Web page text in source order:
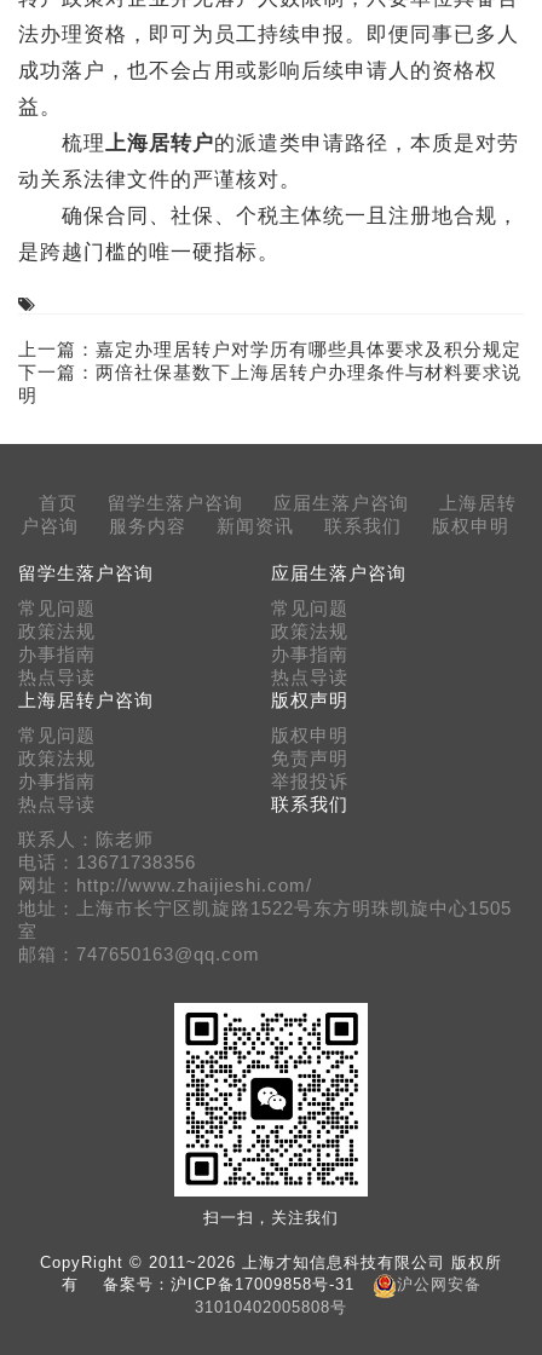
法办理资格，即可为员工持续申报。即便同事已多人
成功落户，也不会占用或影响后续申请人的资格权
益。
梳理上海居转户的派遣类申请路径，本质是对劳
动关系法律文件的严谨核对。
确保合同、社保、个税主体统一且注册地合规，
是跨越门槛的唯一硬指标。
上一篇： 嘉定办理居转户对学历有哪些具体要求及积分规定
下一篇： 两倍社保基数下上海居转户办理条件与材料要求说
明
首页 留学生落户咨询 应届生落户咨询
上海居转
户咨询
服务内容 新闻资讯 联系我们 版权申明
留学生落户咨询
常见问题
政策法规
办事指南
热点导读
应届生落户咨询
常见问题
政策法规
办事指南
热点导读
上海居转户咨询
常见问题
政策法规
办事指南
热点导读
版权声明
版权申明
免责声明
举报投诉
联系我们
联系人：陈老师
电话：13671738356
网址：http://www.zhaijieshi.com/
地址：上海市长宁区凯旋路1522号东方明珠凯旋中心1505
室
邮箱：747650163@qq.com
扫一扫，关注我们
CopyRight © 2011~2026 上海才知信息科技有限公司 版权所
有 备案号： 沪ICP备17009858号-31
沪公网安备
31010402005808号